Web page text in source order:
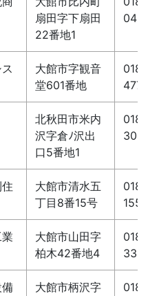
扇田字下扇田
22番地1
大館市字観音
堂601番地
4771
北秋田市米内
沢字倉ﾉ沢出
口5番地1
3001
住
大館市清水五
丁目8番15号
1550
大館市山田字
柏木42番地4
大館市柄沢字